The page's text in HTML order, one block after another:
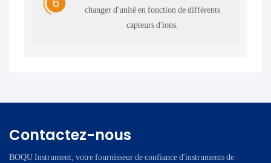
changer d'unité en fonction de différents
capteurs d'ions.
Contactez-nous
BOQU Instrument, votre fournisseur de confiance d'instruments de